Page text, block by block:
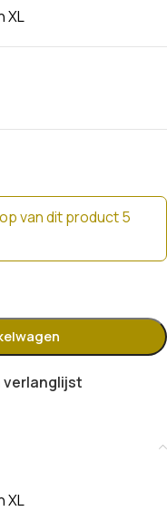
XL
van dit product 5
verlanglijst
XL